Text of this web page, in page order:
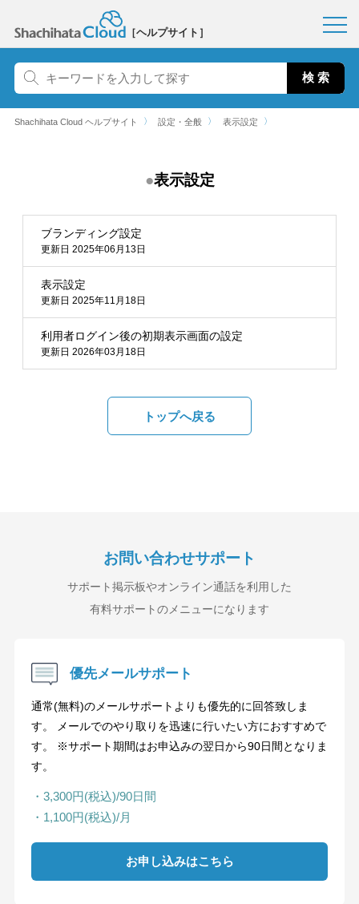
［ヘルプサイト］
Shachihata Cloud ヘルプサイト 〉 設定・全般 〉 表示設定 〉
表示設定
ブランディング設定
更新日 2025年06月13日
表示設定
更新日 2025年11月18日
利用者ログイン後の初期表示画面の設定
更新日 2026年03月18日
トップへ戻る
お問い合わせサポート
サポート掲示板やオンライン通話を利用した
有料サポートのメニューになります
優先メールサポート
通常(無料)のメールサポートよりも優先的に回答致しま
す。 メールでのやり取りを迅速に行いたい方におすすめで
す。 ※サポート期間はお申込みの翌日から90日間となりま
す。
・3,300円(税込)/90日間
・1,100円(税込)/月
お申し込みはこちら